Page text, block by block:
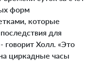
форм
которые
для
говорит Холл. «Это
циркадные часы